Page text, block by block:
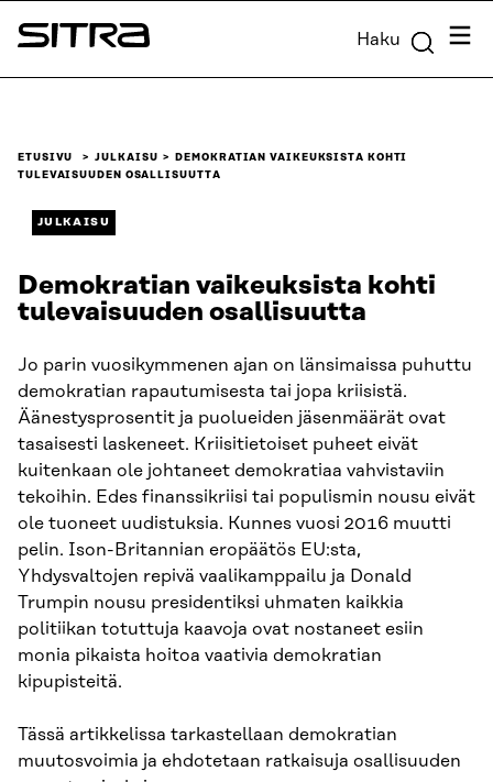
Siirry
suoraan
Sitra Haku
ETUSIVU JULKAISU
DEMOKRATIAN VAIKEUKSISTA KOHTI
TULEVAISUUDEN OSALLISUUTTA
JULKAISU
Demokratian vaikeuksista kohti
tulevaisuuden osallisuutta
Jo parin vuosikymmenen ajan on länsimaissa puhuttu
demokratian rapautumisesta tai jopa kriisistä.
Äänestysprosentit ja puolueiden jäsenmäärät ovat
tasaisesti laskeneet. Kriisitietoiset puheet eivät
kuitenkaan ole johtaneet demokratiaa vahvistaviin
tekoihin. Edes finanssikriisi tai populismin nousu eivät
ole tuoneet uudistuksia. Kunnes vuosi 2016 muutti
pelin. Ison-Britannian eropäätös EU:sta,
Yhdysvaltojen repivä vaalikamppailu ja Donald
Trumpin nousu presidentiksi uhmaten kaikkia
politiikan totuttuja kaavoja ovat nostaneet esiin
monia pikaista hoitoa vaativia demokratian
kipupisteitä.
Tässä artikkelissa tarkastellaan demokratian
muutosvoimia ja ehdotetaan ratkaisuja osallisuuden